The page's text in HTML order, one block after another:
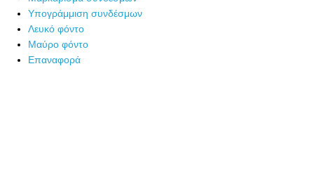
Υπογράμμιση συνδέσμων
Λευκό φόντο
Μαύρο φόντο
Επαναφορά